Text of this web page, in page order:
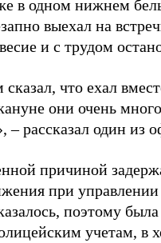
в одном нижнем
выехал на
и с трудом
что ехал
они очень
– рассказал один из
причиной
при
поэтому
учетам, в